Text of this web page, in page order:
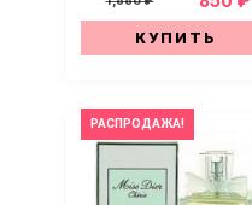
КУПИТЬ
РАСПРОДАЖА!